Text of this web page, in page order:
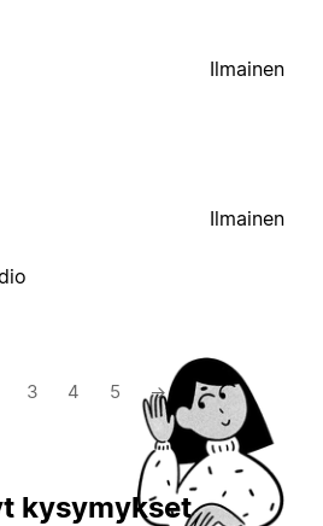
Ilmainen
Ilmainen
3 4 5 →
kysymykset